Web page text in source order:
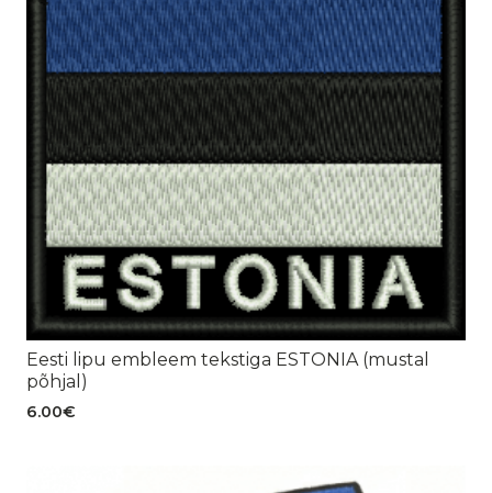
Eesti lipu embleem tekstiga ESTONIA (mustal
põhjal)
6.00€